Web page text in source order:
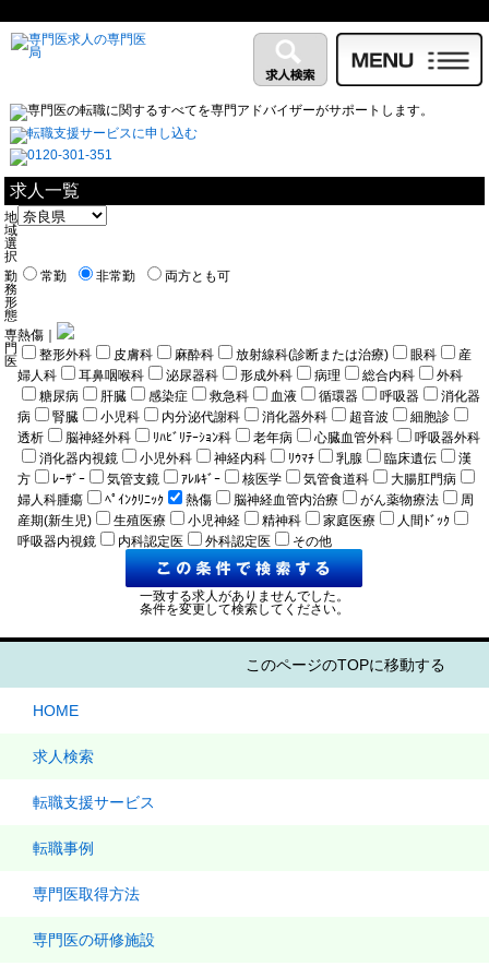
求人一覧
地
域
選
択
勤
務
形
態
常勤 非常勤 両方とも可
専
門
医
熱傷｜
整形外科
皮膚科 麻酔科 放射線科(診断または治療) 眼科
産
婦人科
耳鼻咽喉科 泌尿器科 形成外科 病理 総合内科
外科
糖尿病
肝臓 感染症 救急科 血液 循環器 呼吸器
消化器
病
腎臓 小児科 内分泌代謝科 消化器外科 超音波
細胞診
透析
脳神経外科 ﾘﾊﾋﾞﾘﾃｰｼｮﾝ科 老年病 心臓血管外科
呼吸器外科
消化器内視鏡
小児外科 神経内科 ﾘｳﾏﾁ 乳腺 臨床遺伝
漢
方
ﾚｰｻﾞｰ 気管支鏡 ｱﾚﾙｷﾞｰ 核医学 気管食道科
大腸肛門病
婦人科腫瘍
ﾍﾟｲﾝｸﾘﾆｯｸ 熱傷 脳神経血管内治療 がん薬物療法
周
産期(新生児)
生殖医療 小児神経 精神科 家庭医療
人間ﾄﾞｯｸ
呼吸器内視鏡
内科認定医 外科認定医 その他
一致する求人がありませんでした。
条件を変更して検索してください。
このページのTOPに移動する
HOME
求人検索
転職支援サービス
転職事例
専門医取得方法
専門医の研修施設